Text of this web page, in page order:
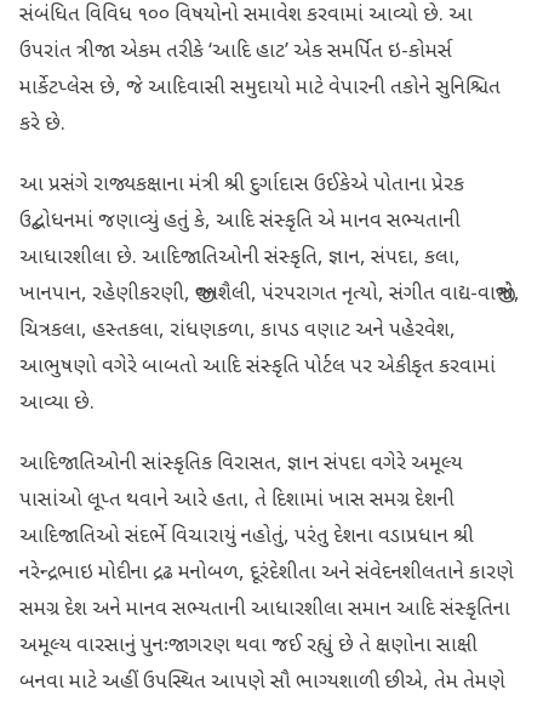
સંબંધિત વિવિધ ૧૦૦ વિષયોનો સમાવેશ કરવામાં આવ્યો છે. આ
ઉપરાંત ત્રીજા એકમ તરીકે ‘આદિ હાટ’ એક સમર્પિત ઇ-કોમર્સ
માર્કેટપ્લેસ છે, જે આદિવાસી સમુદાયો માટે વેપારની તકોને સુનિશ્ચિત
કરે છે.
આ પ્રસંગે રાજ્યકક્ષાના મંત્રી શ્રી દુર્ગાદાસ ઉઈકેએ પોતાના પ્રેરક
ઉદ્બોધનમાં જણાવ્યું હતું કે, આદિ સંસ્કૃતિ એ માનવ સભ્યતાની
આધારશીલા છે. આદિજાતિઓની સંસ્કૃતિ, જ્ઞાન, સંપદા, કલા,
ખાનપાન, રહેણીકરણી, જીવનશૈલી, પંરપરાગત નૃત્યો, સંગીત વાદ્ય-વાજીંત્રો,
ચિત્રકલા, હસ્તકલા, રાંધણકળા, કાપડ વણાટ અને પહેરવેશ,
આભુષણો વગેરે બાબતો આદિ સંસ્કૃતિ પોર્ટલ પર એકીકૃત કરવામાં
આવ્યા છે.
આદિજાતિઓની સાંસ્કૃતિક વિરાસત, જ્ઞાન સંપદા વગેરે અમૂલ્ય
પાસાંઓ લૂપ્ત થવાને આરે હતા, તે દિશામાં ખાસ સમગ્ર દેશની
આદિજાતિઓ સંદર્ભે વિચારાયું નહોતું, પરંતુ દેશના વડાપ્રધાન શ્રી
નરેન્દ્રભાઇ મોદીના દ્રઢ મનોબળ, દૂરંદેશીતા અને સંવેદનશીલતાને કારણે
સમગ્ર દેશ અને માનવ સભ્યતાની આધારશીલા સમાન આદિ સંસ્કૃતિના
અમૂલ્ય વારસાનું પુનઃજાગરણ થવા જઈ રહ્યું છે તે ક્ષણોના સાક્ષી
બનવા માટે અહીં ઉપસ્થિત આપણે સૌ ભાગ્યશાળી છીએ, તેમ તેમણે